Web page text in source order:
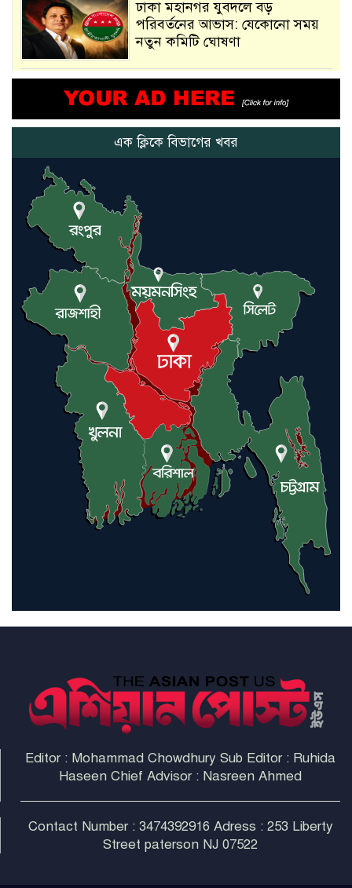
ঢাকা মহানগর যুবদলে বড়
পরিবর্তনের আভাস: যেকোনো সময়
নতুন কমিটি ঘোষণা
মানুষের উপকার হয় : প্রধানমন্ত্রী
যুক্তরাষ্ট্র ও ইসরায়েল বাদে হরমুজ
প্রণালি সবার জন্য উন্মুক্ত: আরাকচি
এবার চীনের দ্বারস্থ হলেন ডোনাল্ড
ট্রাম্প
ইরানে কঠোর হামলা অব্যাহত রাখতে
ট্রাম্পকে আহ্বান সৌদি আরবের
ইরাকসহ মধ্যপ্রাচ্যে ২৪ হামলা চালাল
ইরানপন্থি গোষ্ঠী
হরমুজ প্রণালী সুরক্ষায় মিত্ররা সাহায্য
না করলে ন্যাটোর ভবিষ্যৎ খারাপ
এক ক্লিকে বিভাগের খবর
Editor : Mohammad Chowdhury Sub Editor : Ruhida
Haseen Chief Advisor : Nasreen Ahmed
Contact Number : 3474392916 Adress : 253 Liberty
Street paterson NJ 07522